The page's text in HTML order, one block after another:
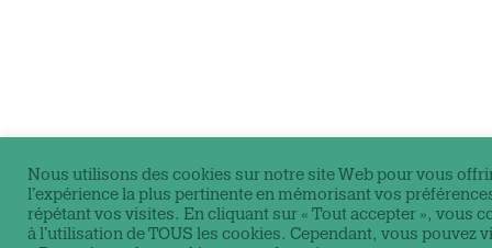
Nous utilisons des cookies sur notre site Web pour vous
l'expérience la plus pertinente en mémorisant vos
répétant vos visites. En cliquant sur « Tout accepter », vous
à l'utilisation de TOUS les cookies. Cependant, vous pouvez